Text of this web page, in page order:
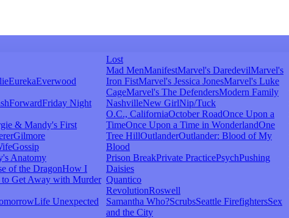
EurekaEverwood
Friday Night
& Mandy's First
Gilmore
Gossip
Anatomy
of the DragonHow I
Get Away with Murder
Life Unexpected
Lost
Mad MenManifestMarvel's DaredevilMarvel's
Iron FistMarvel's Jessica JonesMarvel's Luke
CageMarvel's The DefendersModern Family
NashvilleNew GirlNip/Tuck
O.C., CaliforniaOctober RoadOnce Upon a
TimeOnce Upon a Time in WonderlandOne
Tree HillOutlanderOutlander: Blood of My
Blood
Prison BreakPrivate PracticePsychPushing
Daisies
Quantico
RevolutionRoswell
Samantha Who?ScrubsSeattle FirefightersSex
and the City